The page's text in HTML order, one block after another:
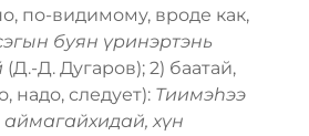
по-видимому, вроде как,
буян үринэртэнь
(Д.-Д. Дугаров); 2) баатай,
надо, следует): Тиимэһээ
хүн